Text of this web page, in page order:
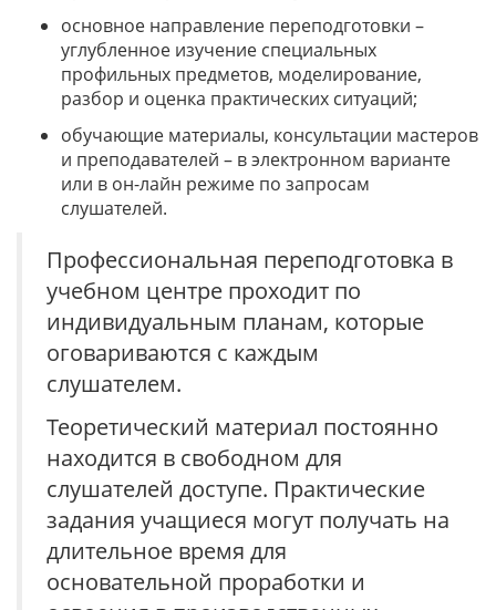
основное направление переподготовки –
углубленное изучение специальных
профильных предметов, моделирование,
разбор и оценка практических ситуаций;
обучающие материалы, консультации мастеров
и преподавателей – в электронном варианте
или в он-лайн режиме по запросам
слушателей.
Профессиональная переподготовка в
учебном центре проходит по
индивидуальным планам, которые
оговариваются с каждым
слушателем.
Теоретический материал постоянно
находится в свободном для
слушателей доступе. Практические
задания учащиеся могут получать на
длительное время для
основательной проработки и